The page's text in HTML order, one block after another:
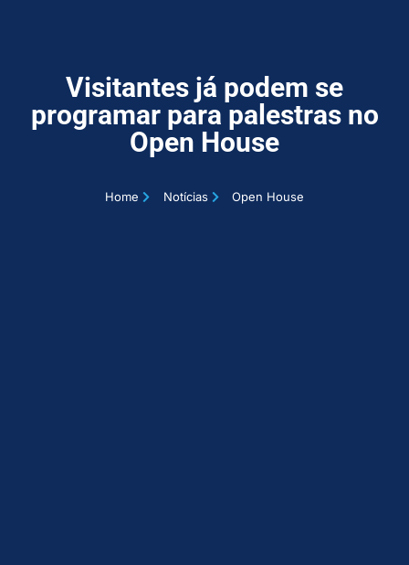
Visitantes já podem se
programar para palestras no
Open House
Home Notícias Open House